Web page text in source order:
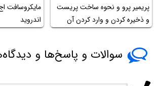
پریمیر پرو و نحوه ساخت پریست
و ذخیره کردن و وارد کردن آن
مایکروسافت
اندروید
سوالات و پاسخ‌ها و